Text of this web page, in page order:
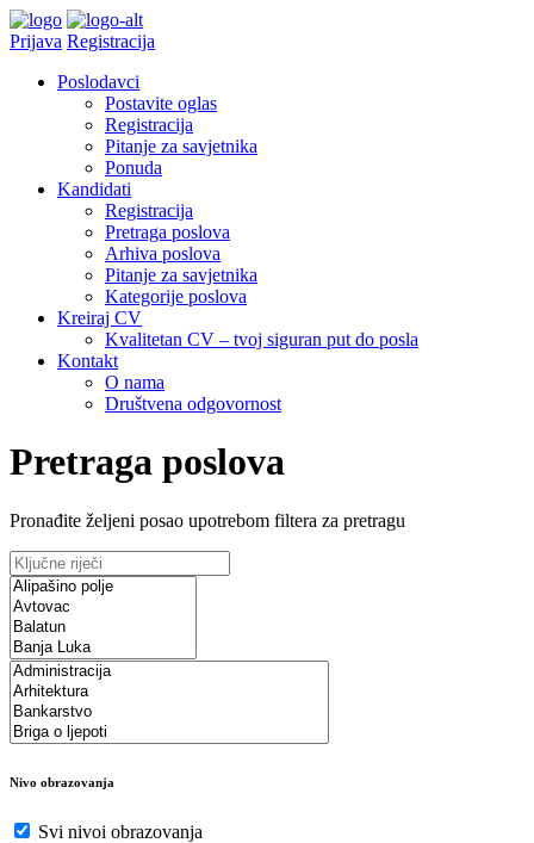
Prijava Registracija
Poslodavci
Postavite oglas
Registracija
Pitanje za savjetnika
Ponuda
Kandidati
Registracija
Pretraga poslova
Arhiva poslova
Pitanje za savjetnika
Kategorije poslova
Kreiraj CV
Kvalitetan CV – tvoj siguran put do posla
Kontakt
O nama
Društvena odgovornost
Pretraga poslova
Pronađite željeni posao upotrebom filtera za pretragu
Nivo obrazovanja
Svi nivoi obrazovanja